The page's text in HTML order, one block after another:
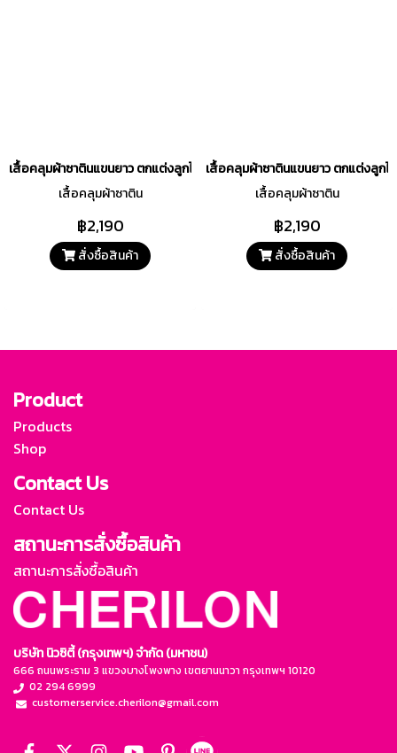
เสื้อคลุมผ้าซาตินแขนยาว ตกแต่งลูกไม้ Pretty Blossom สีชมพู รหัส
เสื้อคลุมผ้าซาติน
฿2,190
สั่งซื้อสินค้า
เสื้อคลุมผ้าซาตินแขนยาว ตกแต่งลูก
เสื้อคลุมผ้าซาติน
฿2,190
สั่งซื้อสินค้า
Product
Products
Shop
Contact Us
Contact Us
สถานะการสั่งซื้อสินค้า
สถานะการสั่งซื้อสินค้า
บริษัท นิวซิตี้ (กรุงเทพฯ) จำกัด (มหาชน)
666 ถนนพระราม 3 แขวงบางโพงพาง เขตยานนาวา กรุงเทพฯ 10120
02 294 6999
customerservice.cherilon@gmail.com